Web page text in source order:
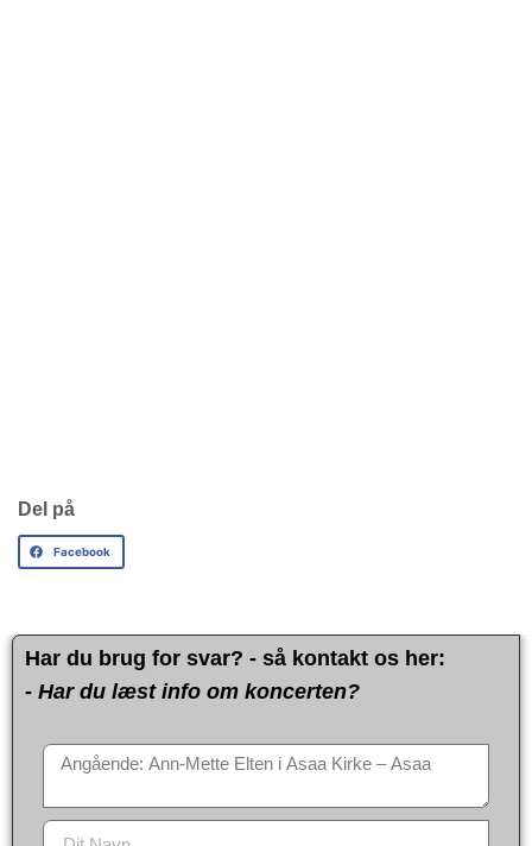
Del på
Facebook
Har du brug for svar? - så kontakt os her:
- Har du læst info om koncerten?